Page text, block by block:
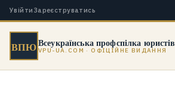
Увійти Зареєструватись
ВПЮВсеукраїнська профспілка юристів
VPU-UA.COM · ОФІЦІЙНЕ ВИДАННЯ